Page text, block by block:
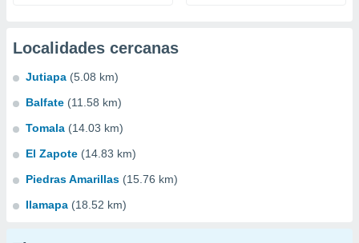
Localidades cercanas
Jutiapa (5.08 km)
Balfate (11.58 km)
Tomala (14.03 km)
El Zapote (14.83 km)
Piedras Amarillas (15.76 km)
Ilamapa (18.52 km)